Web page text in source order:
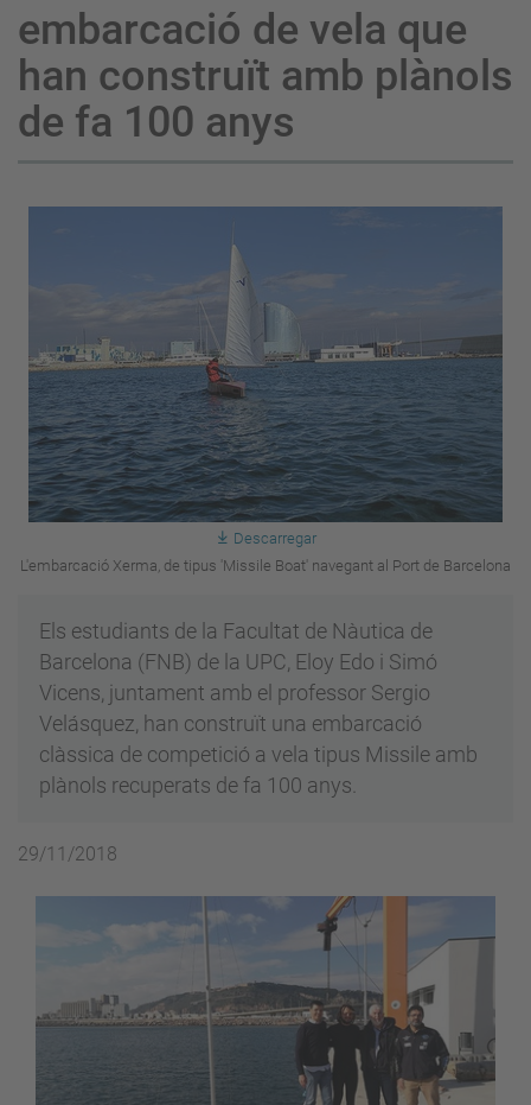
embarcació de vela que
han construït amb plànols
de fa 100 anys
Descarregar
L'embarcació Xerma, de tipus 'Missile Boat' navegant al Port de Barcelona
Els estudiants de la Facultat de Nàutica de
Barcelona (FNB) de la UPC, Eloy Edo i Simó
Vicens, juntament amb el professor Sergio
Velásquez, han construït una embarcació
clàssica de competició a vela tipus Missile amb
plànols recuperats de fa 100 anys.
29/11/2018